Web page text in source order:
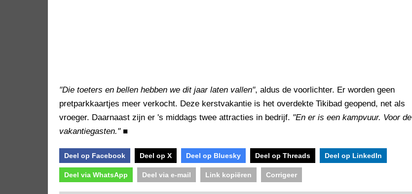
"Die toeters en bellen hebben we dit jaar laten vallen", aldus de voorlichter. Er worden geen
pretparkkaartjes meer verkocht. Deze kerstvakantie is het overdekte Tikibad geopend, net als
vroeger. Daarnaast zijn er 's middags twee attracties in bedrijf. "En er is een kampvuur. Voor de
vakantiegasten." ■
Deel op Facebook Deel op X Deel op Bluesky Deel op Threads Deel op LinkedIn
Deel via WhatsApp Deel via e-mail Link kopiëren Corrigeer